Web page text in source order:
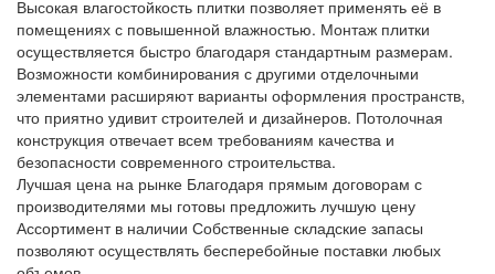
Высокая влагостойкость плитки позволяет применять её в
помещениях с повышенной влажностью. Монтаж плитки
осуществляется быстро благодаря стандартным размерам.
Возможности комбинирования с другими отделочными
элементами расширяют варианты оформления пространств,
что приятно удивит строителей и дизайнеров. Потолочная
конструкция отвечает всем требованиям качества и
безопасности современного строительства.
Лучшая цена на рынке Благодаря прямым договорам с
производителями мы готовы предложить лучшую цену
Ассортимент в наличии Собственные складские запасы
позволяют осуществлять бесперебойные поставки любых